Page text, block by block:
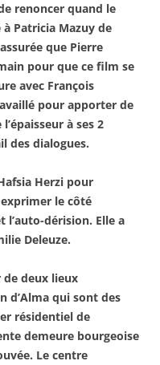
renoncer quand le
Patricia Mazuy de
que Pierre
pour que ce film se
avec François
pour apporter de
à ses 2
des dialogues.
Herzi pour
le côté
l’auto-dérision. Elle a
Deleuze.
de deux lieux
d’Alma qui sont des
résidentiel de
demeure bourgeoise
Le centre